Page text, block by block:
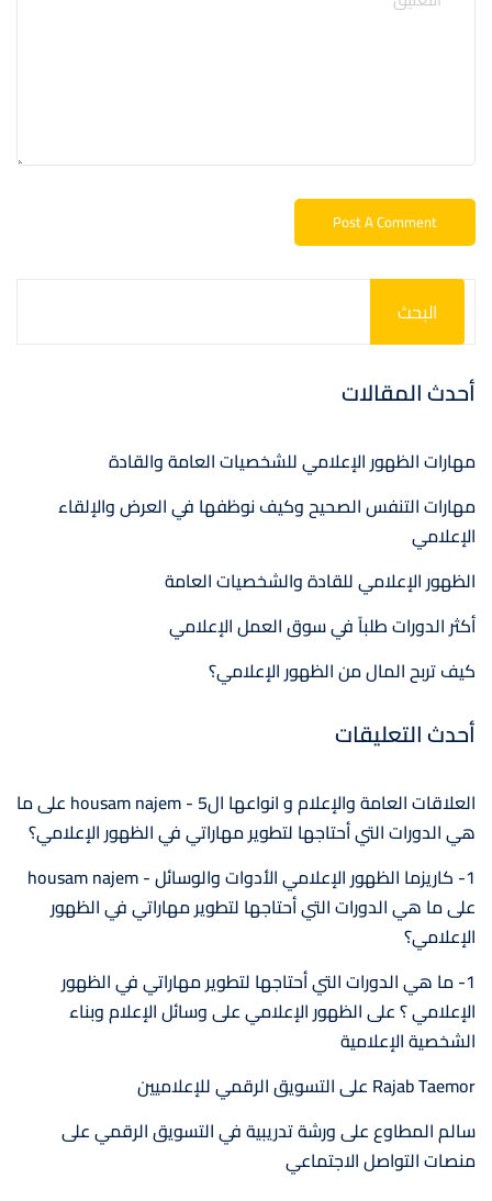
البحث
أحدث المقالات
مهارات الظهور الإعلامي للشخصيات العامة والقادة
مهارات التنفس الصحيح وكيف نوظفها في العرض والإلقاء
الإعلامي
الظهور الإعلامي للقادة والشخصيات العامة
أكثر الدورات طلباً في سوق العمل الإعلامي
كيف تربح المال من الظهور الإعلامي؟
أحدث التعليقات
العلاقات العامة والإعلام و انواعها ال5 - housam najem علىما
هي الدورات التي أحتاجها لتطوير مهاراتي في الظهور الإعلامي؟
1- كاريزما الظهور الإعلامي الأدوات والوسائل - housam najem
علىما هي الدورات التي أحتاجها لتطوير مهاراتي في الظهور
الإعلامي؟
1- ما هي الدورات التي أحتاجها لتطوير مهاراتي في الظهور
الإعلامي ؟علىالظهور الإعلامي على وسائل الإعلام وبناء
الشخصية الإعلامية
Rajab Taemor علىالتسويق الرقمي للإعلاميين
سالم المطاوععلىورشة تدريبية في التسويق الرقمي على
منصات التواصل الاجتماعي